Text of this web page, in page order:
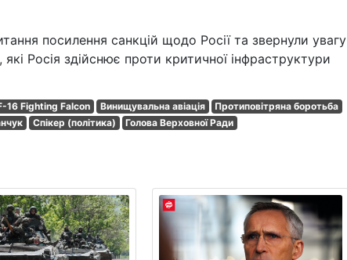
посилення санкцій щодо Росії та звернули увагу
Росія здійснює проти критичної інфраструктури
16 Fighting Falcon Винищувальна авіація
Протиповітряна боротьба
Спікер (політика)
Голова Верховної Ради